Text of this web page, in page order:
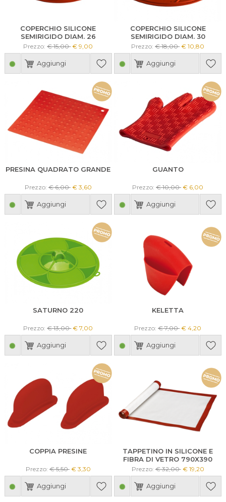
COPERCHIO SILICONE
SEMIRIGIDO DIAM. 26
Prezzo:€ 15,00 € 9,00
Aggiungi
COPERCHIO SILICONE
SEMIRIGIDO DIAM. 30
Prezzo:€ 18,00 € 10,80
Aggiungi
PRESINA QUADRATO GRANDE
Prezzo: € 6,00 € 3,60
Aggiungi
GUANTO
Prezzo:€ 10,00 € 6,00
Aggiungi
SATURNO 220
Prezzo:€ 13,00 € 7,00
Aggiungi
KELETTA
Prezzo:€ 7,00 € 4,20
Aggiungi
COPPIA PRESINE
Prezzo: € 5,50 € 3,30
Aggiungi
TAPPETINO IN SILICONE E
FIBRA DI VETRO 790X390
Prezzo:€ 32,00 € 19,20
Aggiungi